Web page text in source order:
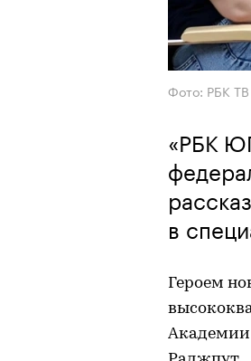
Фото: РБК
«РБК
в
Героем
Академии